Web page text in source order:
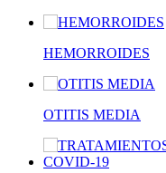
HEMORROIDES
OTITIS MEDIA